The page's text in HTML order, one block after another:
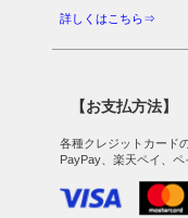
詳しくはこちら⇒
【お支払方法】
各種クレジットカード
PayPay、楽天ペイ、ペ